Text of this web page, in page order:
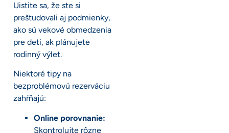
Uistite sa, že ste si
preštudovali aj podmienky,
ako sú vekové obmedzenia
pre deti, ak plánujete
rodinný výlet.
Niektoré tipy na
bezproblémovú rezerváciu
zahŕňajú:
Online porovnanie:
Skontrolujte rôzne